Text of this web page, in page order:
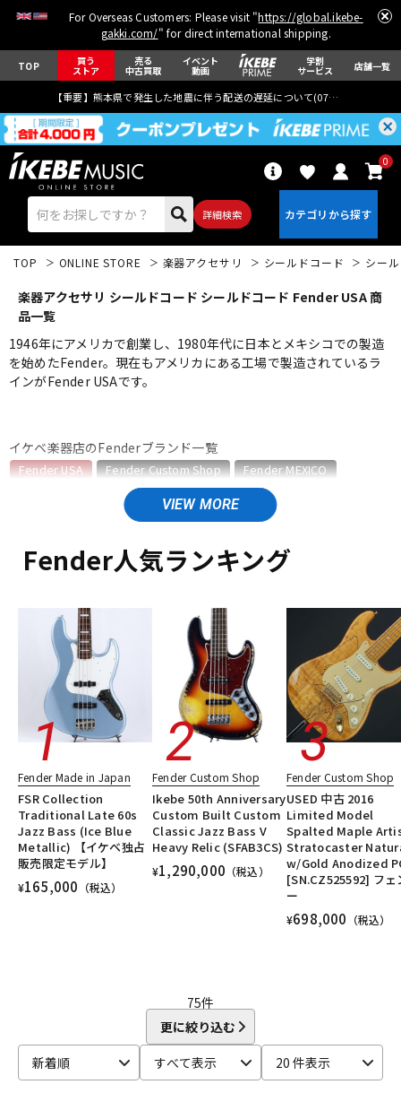
For Overseas Customers: Please visit "https://global.ikebe-
gakki.com/" for direct international shipping.
TOP 買う
ストア
売る
中古買取
イベント
動画
学割
サービス 店舗一覧
【重要】熊本県で発生した地震に伴う配送の遅延について(07月29日
詳細検索
0
エレキギター アコギ/エレアコ
パーカッション
キーボード 電子ピアノ
管楽器
アンプ エフェクター
DTM オンライン納品 レコーディング機器
配信/ライブ機器 楽器アクセサリ
TOP ONLINE STORE 楽器アクセサリ シールドコード シー
楽器アクセサリ シールドコード シールドコード Fender USA 商
品一覧
1946年にアメリカで創業し、1980年代に日本とメキシコでの製造
を始めたFender。現在もアメリカにある工場で製造されているラ
インがFender USAです。
イケベ楽器店のFenderブランド一覧
Fender USA Fender Custom Shop
Fender MEXICO
Fender Made in Japan
Fender Standard Series
Fender Japan
Fender USAのカテゴリ
エレキギター/テレキャスター・TLタイプ
エレキギター/ジャズマスター・JMタイプ
エレキギター/ジャガー・JGタイプ
エレキギター/ムスタング・MGタイプ
エレキギター/#American Vintage II
エレキギター/#American Ultra
エレキギター/#American Professional
エレキギター/#American Professional II
エレキギター/#American Performer
ベース
ギターアンプ・ベースアンプ
エフェクター
楽器アクセサリ
ユーズド
ヴィンテージ ALL
Fender人気ランキング
Fender Made in Japan
FSR Collection
Traditional Late 60s
Jazz Bass (Ice Blue
Metallic) 【イケベ独占
販売限定モデル】
¥165,000 （税込）
Fender Custom Shop
Ikebe 50th Anniversary
Custom Built Custom
Classic Jazz Bass V
Heavy Relic (SFAB3CS)
¥1,290,000 （税込）
Fender Custom Shop
USED 中古 2016
Limited Model
Spalted Maple
Stratocaster
w/Gold Anodized
[SN.CZ525592] フェ
ー
¥698,000 （税込）
75件
更に絞り込む
新着順
すべて表示 20 件表示